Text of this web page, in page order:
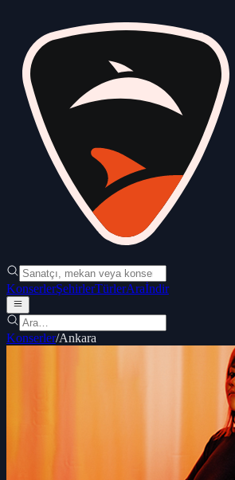
KonserlerŞehirlerTürlerAraİndir
Konserler/Ankara